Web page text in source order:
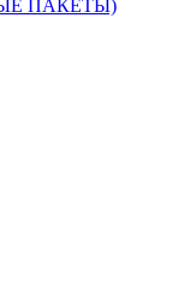
ПАКЕТЫ)